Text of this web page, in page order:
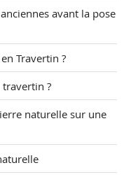
avant la pose
Travertin ?
?
naturelle sur une